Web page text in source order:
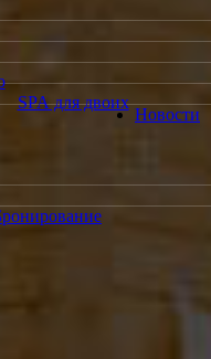
SPA для двоих
Новости